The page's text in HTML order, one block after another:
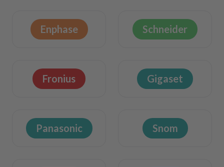
Enphase Schneider
Fronius Gigaset
Panasonic Snom